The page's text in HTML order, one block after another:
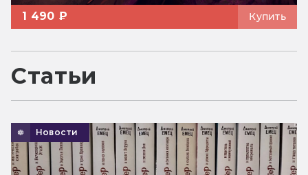
1 490 ₽ Купить
Статьи
Новости